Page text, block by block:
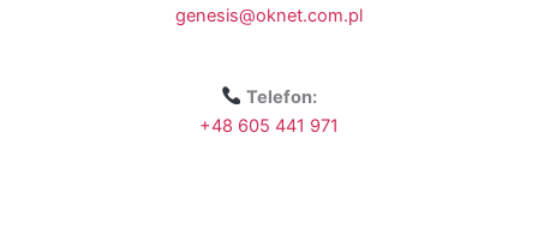
genesis@oknet.com.pl
Telefon:
+48 605 441 971